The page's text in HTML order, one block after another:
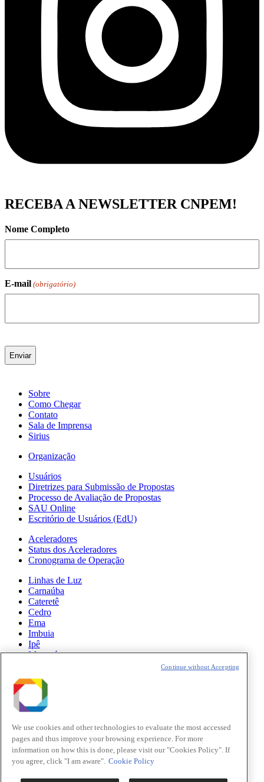
RECEBA A NEWSLETTER CNPEM!
Nome Completo
E-mail (obrigatório)
Sobre
Como Chegar
Contato
Sala de Imprensa
Sirius
Organização
Usuários
Diretrizes para Submissão de Propostas
Processo de Avaliação de Propostas
SAU Online
Escritório de Usuários (EdU)
Aceleradores
Status dos Aceleradores
Cronograma de Operação
Linhas de Luz
Carnaúba
Cateretê
Cedro
Ema
Imbuia
Ipê
Manacá
Paineira
Sabiá
Notícias
Ciência
Atualizações do Sirius
Eventos
We use cookies and other technologies to evaluate the most accessed
pages and thus improve your browsing experience. For more
information on how this is done, please visit our "Cookies Policy". If
you agree, click "I am aware". Cookie Policy
Continue without Accepting